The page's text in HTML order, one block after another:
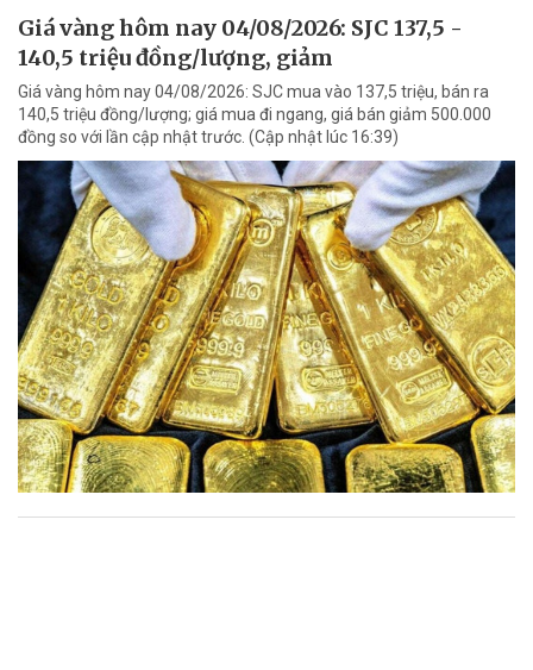
Giá vàng hôm nay 04/08/2026: SJC 137,5 -
140,5 triệu đồng/lượng, giảm
Giá vàng hôm nay 04/08/2026: SJC mua vào 137,5 triệu, bán ra
140,5 triệu đồng/lượng; giá mua đi ngang, giá bán giảm 500.000
đồng so với lần cập nhật trước. (Cập nhật lúc 16:39)